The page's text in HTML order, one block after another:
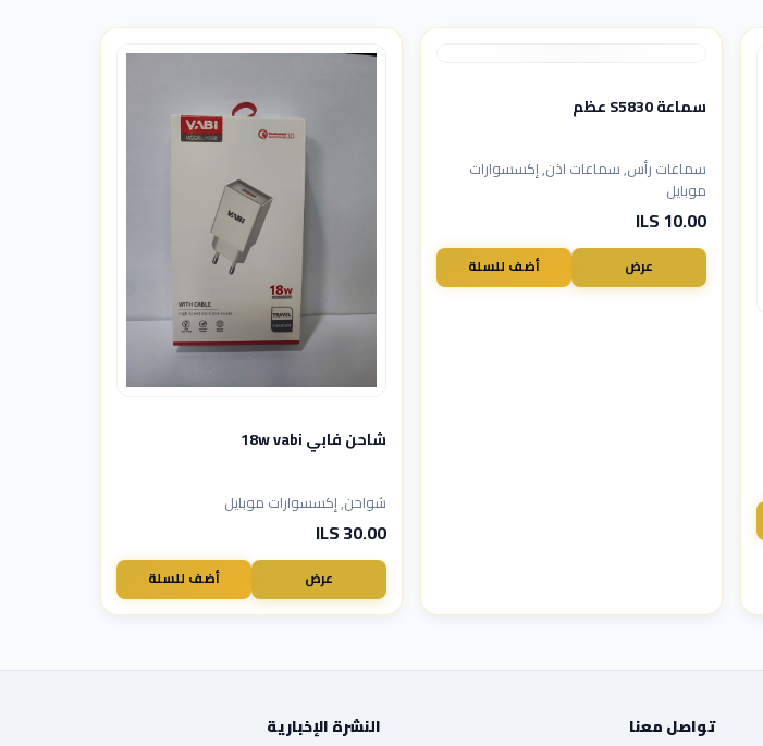
سماعة S5830 عظم
سماعات رأس, سماعات اذن, إكسسوارات
موبايل
10.00 ILS
عرض أضف للسلة
شاحن فابي 18w vabi
شواحن, إكسسوارات موبايل
30.00 ILS
عرض أضف للسلة
تواصل معنا النشرة الإخبارية